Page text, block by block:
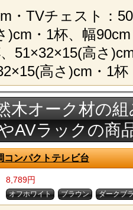
・TVチェスト：
)cm・1杯、幅
51×32×15(高さ
高さ)cm・1杯
木オーク材の
AVラックの商
コンパクトテレビ台
8,789円
オフホワイト ブラウン ダークブ